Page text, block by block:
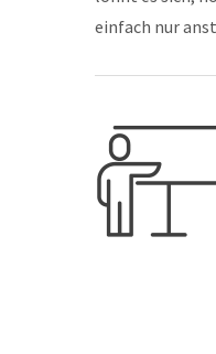
einfach nur